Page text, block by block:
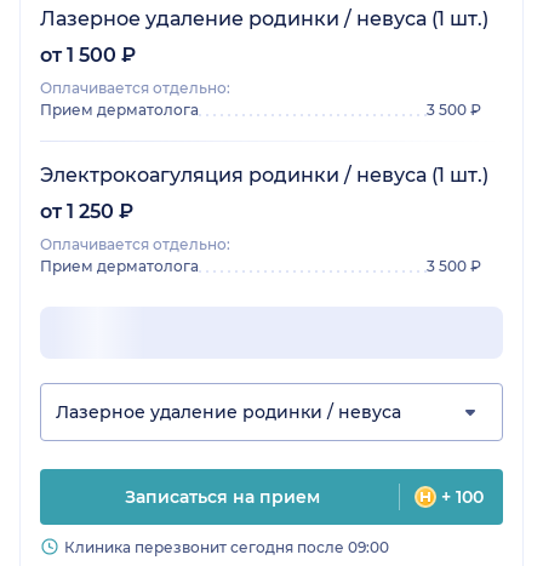
Лазерное удаление родинки / невуса (1 шт.)
от 1 500 ₽
Оплачивается отдельно:
Прием дерматолога
3 500 ₽
Электрокоагуляция родинки / невуса (1 шт.)
от 1 250 ₽
Оплачивается отдельно:
Прием дерматолога
3 500 ₽
Лазерное удаление родинки / невуса
Записаться на прием + 100
Клиника перезвонит сегодня после 09:00